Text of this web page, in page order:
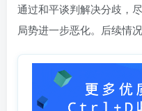
通过和平谈判解决分歧，
局势进一步恶化。后续情